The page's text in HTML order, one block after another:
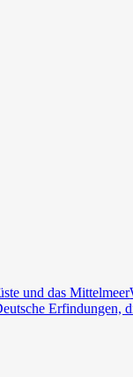
und das Mittelmeer
Erfindungen,